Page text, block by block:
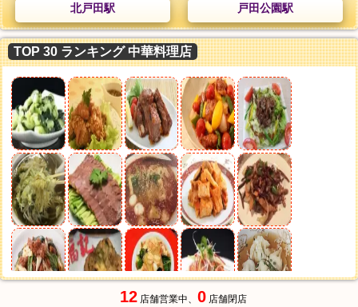
北戸田駅 戸田公園駅
TOP 30 ランキング 中華料理店
12店舗営業中、 0店舗閉店